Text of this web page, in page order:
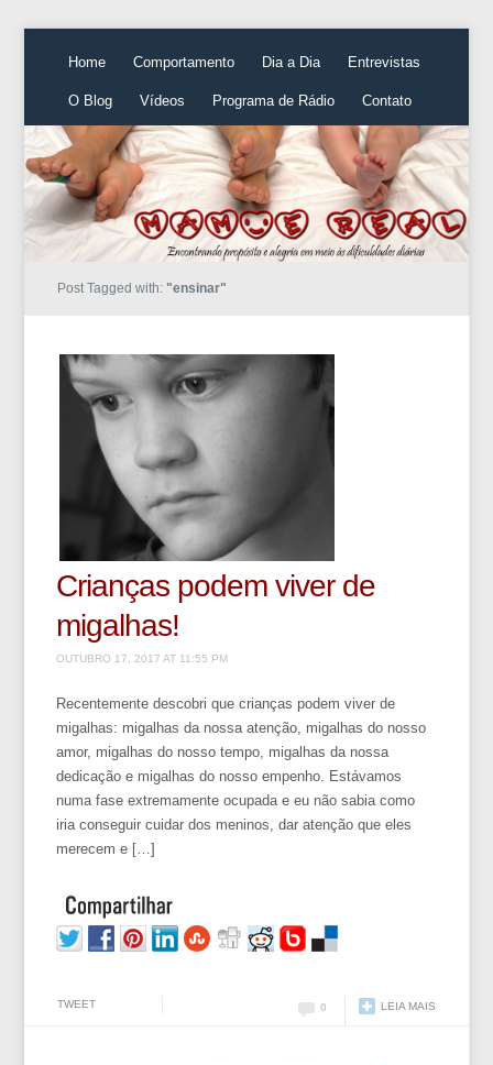
Home Comportamento Dia a Dia Entrevistas
O Blog Vídeos Programa de Rádio Contato
Post Tagged with: "ensinar"
Crianças podem viver de
migalhas!
OUTUBRO 17, 2017 AT 11:55 PM
Recentemente descobri que crianças podem viver de
migalhas: migalhas da nossa atenção, migalhas do nosso
amor, migalhas do nosso tempo, migalhas da nossa
dedicação e migalhas do nosso empenho. Estávamos
numa fase extremamente ocupada e eu não sabia como
iria conseguir cuidar dos meninos, dar atenção que eles
merecem e […]
TWEET LEIA MAIS
0